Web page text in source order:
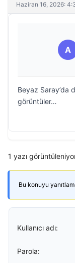
Haziran 16, 2026:
A
Beyaz Saray’da
görüntüler…
1 yazı
Bu konuyu
Kullanıcı adı:
Parola: